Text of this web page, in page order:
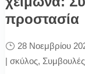
προστασία
28 Νοεμβρίου
| σκύλος,